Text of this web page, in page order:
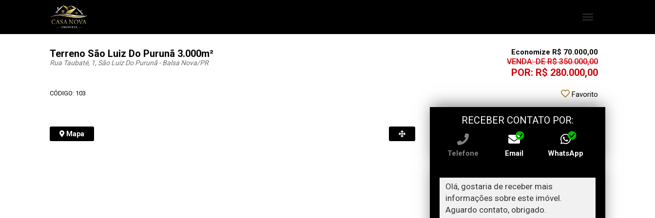
Toggle
Terreno São Luiz Do Purunã 3.000m²
Rua Taubaté, 1, São Luiz Do Purunã - Balsa Nova/PR
Economize R$ 70.000,00
VENDA: DE R$ 350.000,00
POR: R$ 280.000,00
CÓDIGO: 103 Favorito
Mapa
RECEBER CONTATO POR:
Telefone Email WhatsApp